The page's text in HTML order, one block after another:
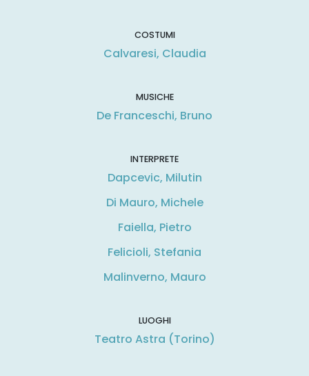
COSTUMI
Calvaresi, Claudia
MUSICHE
De Franceschi, Bruno
INTERPRETE
Dapcevic, Milutin
Di Mauro, Michele
Faiella, Pietro
Felicioli, Stefania
Malinverno, Mauro
LUOGHI
Teatro Astra (Torino)